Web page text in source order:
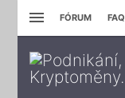
FÓRUM FAQ